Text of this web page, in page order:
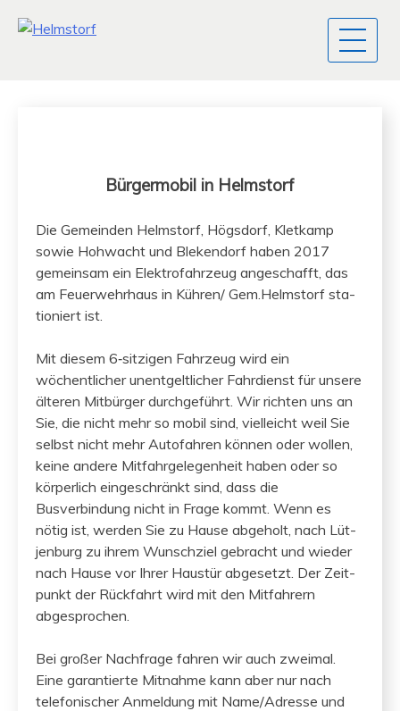
Bürgermobil in Helmstorf
Die Gemein­den Helm­storf, Högs­dorf, Kletkamp
sowie Hohwacht und Blek­endorf haben 2017
gemein­sam ein Elek­tro­fahrzeug angeschafft, das
am Feuer­wehrhaus in Kühren/ Gem.Helmstorf sta­
tion­iert ist.
Mit diesem 6‑sitzigen Fahrzeug wird ein
wöchentlich­er unent­geltlich­er Fahr­di­enst für unsere
älteren Mit­bürg­er durchge­führt. Wir richt­en uns an
Sie, die nicht mehr so mobil sind, vielle­icht weil Sie
selb­st nicht mehr Aut­o­fahren kön­nen oder wollen,
keine andere Mit­fahrgele­gen­heit haben oder so
kör­per­lich eingeschränkt sind, dass die
Busverbindung nicht in Frage kommt. Wenn es
nötig ist, wer­den Sie zu Hause abge­holt, nach Lüt­
jen­burg zu ihrem Wun­schziel gebracht und wieder
nach Hause vor Ihrer Haustür abge­set­zt. Der Zeit­
punkt der Rück­fahrt wird mit den Mit­fahrern
abgesprochen.
Bei großer Nach­frage fahren wir auch zweimal.
Eine garantierte Mit­nahme kann aber nur nach
tele­fonis­ch­er Anmel­dung mit Name/Adresse und